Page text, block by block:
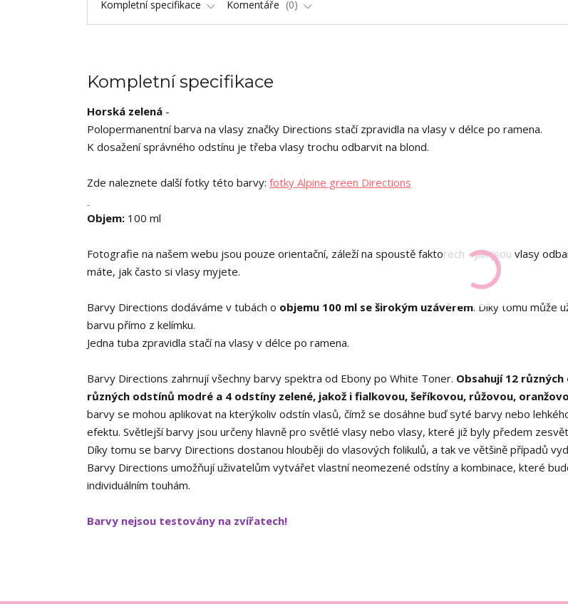
Kompletní specifikace Komentáře 0
Kompletní specifikace
Horská zelená -
Polopermanentní barva na vlasy značky Directions stačí zpravidla na vlasy v délce po ramena.
K dosažení správného odstínu je třeba vlasy trochu odbarvit na blond.
Zde naleznete další fotky této barvy: fotky Alpine green Directions
Objem: 100 ml
Fotografie na našem webu jsou pouze orientační, záleží na spoustě faktorech - jak jsou vlasy
máte, jak často si vlasy myjete.
Barvy Directions dodáváme v tubách o objemu 100 ml se širokým uzávěrem. Díky tomu může
barvu přímo z kelímku.
Jedna tuba zpravidla stačí na vlasy v délce po ramena.
Barvy Directions zahrnují všechny barvy spektra od Ebony po White Toner. Obsahují 12
různých odstínů modré a 4 odstíny zelené, jakož i fialkovou, šeříkovou, růžovou,
barvy se mohou aplikovat na kterýkoliv odstín vlasů, čímž se dosáhne buď syté barvy nebo
efektu. Světlejší barvy jsou určeny hlavně pro světlé vlasy nebo vlasy, které již byly předem
Díky tomu se barvy Directions dostanou hlouběji do vlasových folikulů, a tak ve většině případů
Barvy Directions umožňují uživatelům vytvářet vlastní neomezené odstíny a kombinace, které
individuálním touhám.
Barvy nejsou testovány na zvířatech!